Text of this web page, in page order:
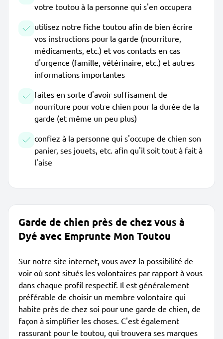
votre toutou à la personne qui s'en occupera
utilisez notre fiche toutou afin de bien écrire
vos instructions pour la garde (nourriture,
médicaments, etc.) et vos contacts en cas
d'urgence (famille, vétérinaire, etc.) et autres
informations importantes
faites en sorte d'avoir suffisament de
nourriture pour votre chien pour la durée de la
garde (et même un peu plus)
confiez à la personne qui s'occupe de chien son
panier, ses jouets, etc. afin qu'il soit tout à fait à
l'aise
Garde de chien près de chez vous à
Dyé avec Emprunte Mon Toutou
Sur notre site internet, vous avez la possibilité de
voir où sont situés les volontaires par rapport à vous
dans chaque profil respectif. Il est généralement
préférable de choisir un membre volontaire qui
habite près de chez soi pour une garde de chien, de
façon à simplifier les choses. C'est également
rassurant pour le toutou, qui trouvera ses marques